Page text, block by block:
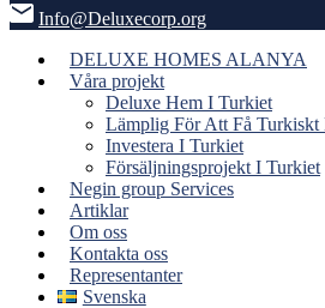
Info@Deluxecorp.org
DELUXE HOMES ALANYA
Våra projekt
Deluxe Hem I Turkiet
Lämplig För Att Få Turkiskt
Investera I Turkiet
Försäljningsprojekt I Turkiet
Negin group Services
Artiklar
Om oss
Kontakta oss
Representanter
Svenska